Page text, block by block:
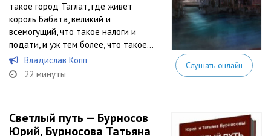
такое город Таглат, где живет
король Бабата, великий и
всемогущий, что такое налоги и
подати, и уж тем более, что такое...
Владислав Копп
22 минуты
Слушать онлайн
Светлый путь — Бурносов
Юрий, Бурносова Татьяна